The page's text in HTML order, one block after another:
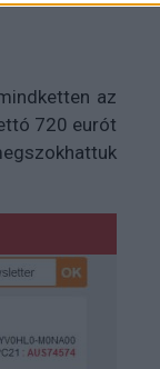
az
720 eurót